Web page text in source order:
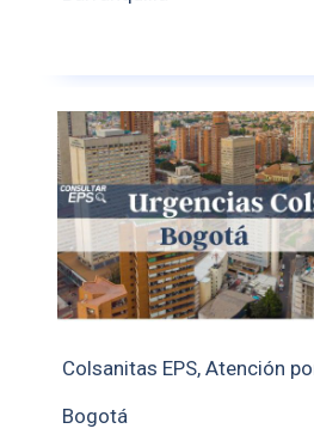
Colsanitas EPS, Atención
Bogotá